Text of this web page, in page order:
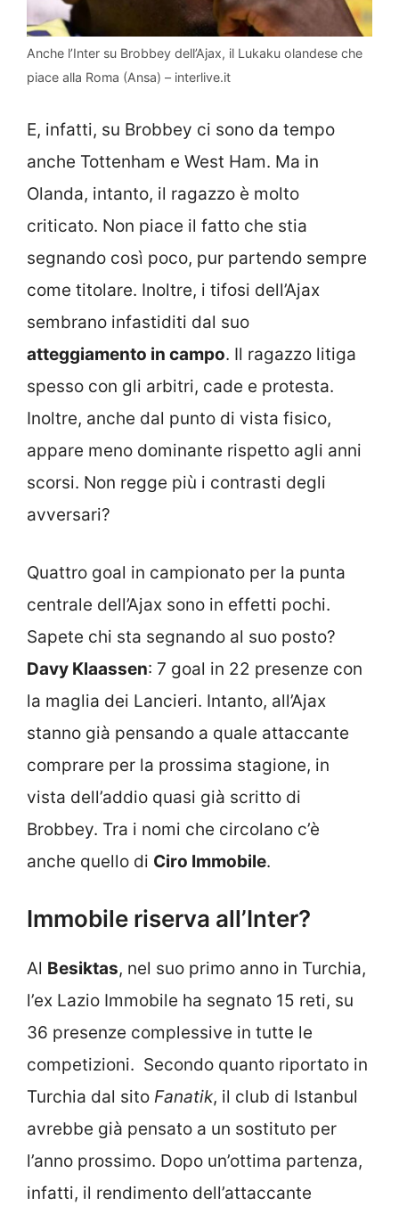
Anche l’Inter su Brobbey dell’Ajax, il Lukaku olandese che
piace alla Roma (Ansa) – interlive.it
E, infatti, su Brobbey ci sono da tempo
anche Tottenham e West Ham. Ma in
Olanda, intanto, il ragazzo è molto
criticato. Non piace il fatto che stia
segnando così poco, pur partendo sempre
come titolare. Inoltre, i tifosi dell’Ajax
sembrano infastiditi dal suo
atteggiamento in campo. Il ragazzo litiga
spesso con gli arbitri, cade e protesta.
Inoltre, anche dal punto di vista fisico,
appare meno dominante rispetto agli anni
scorsi. Non regge più i contrasti degli
avversari?
Quattro goal in campionato per la punta
centrale dell’Ajax sono in effetti pochi.
Sapete chi sta segnando al suo posto?
Davy Klaassen: 7 goal in 22 presenze con
la maglia dei Lancieri. Intanto, all’Ajax
stanno già pensando a quale attaccante
comprare per la prossima stagione, in
vista dell’addio quasi già scritto di
Brobbey. Tra i nomi che circolano c’è
anche quello di Ciro Immobile.
Immobile riserva all’Inter?
Al Besiktas, nel suo primo anno in Turchia,
l’ex Lazio Immobile ha segnato 15 reti, su
36 presenze complessive in tutte le
competizioni. Secondo quanto riportato in
Turchia dal sito Fanatik, il club di Istanbul
avrebbe già pensato a un sostituto per
l’anno prossimo. Dopo un’ottima partenza,
infatti, il rendimento dell’attaccante